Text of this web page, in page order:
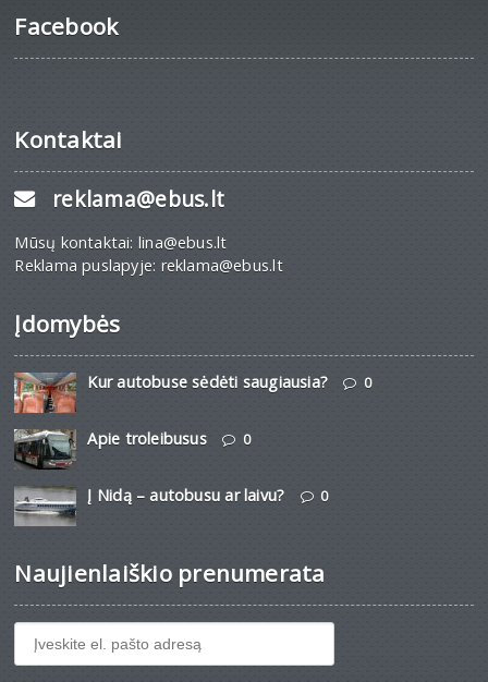
Facebook
Kontaktai
reklama@ebus.lt
Mūsų kontaktai: lina@ebus.lt
Reklama puslapyje: reklama@ebus.lt
Įdomybės
Kur autobuse sėdėti saugiausia? 0
Apie troleibusus 0
Į Nidą – autobusu ar laivu? 0
Naujienlaiškio prenumerata